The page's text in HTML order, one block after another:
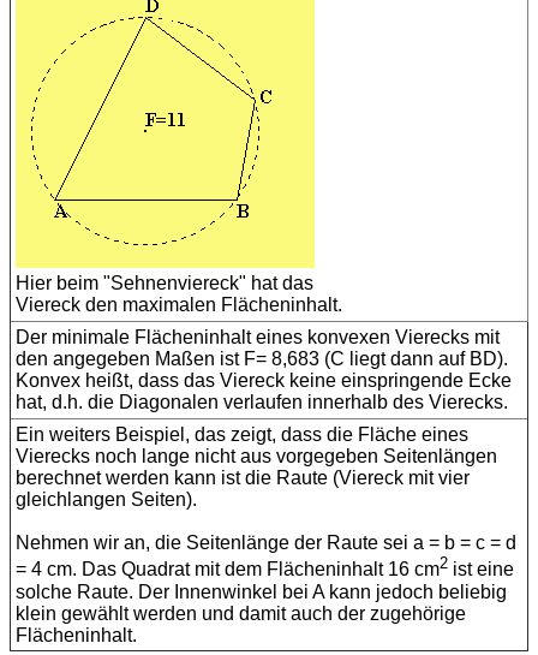
Hier beim "Sehnenviereck" hat das
Viereck den maximalen Flächeninhalt.
Der minimale Flächeninhalt eines konvexen Vierecks mit
den angegeben Maßen ist F= 8,683 (C liegt dann auf BD).
Konvex heißt, dass das Viereck keine einspringende Ecke
hat, d.h. die Diagonalen verlaufen innerhalb des Vierecks.
Ein weiters Beispiel, das zeigt, dass die Fläche eines
Vierecks noch lange nicht aus vorgegeben Seitenlängen
berechnet werden kann ist die Raute (Viereck mit vier
gleichlangen Seiten).
Nehmen wir an, die Seitenlänge der Raute sei a = b = c = d
= 4 cm. Das Quadrat mit dem Flächeninhalt 16 cm2 ist eine
solche Raute. Der Innenwinkel bei A kann jedoch beliebig
klein gewählt werden und damit auch der zugehörige
Flächeninhalt.